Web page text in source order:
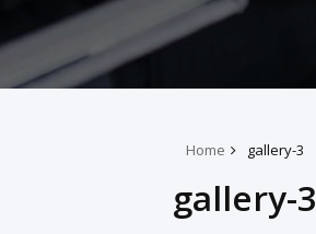
Home gallery-3
gallery-3